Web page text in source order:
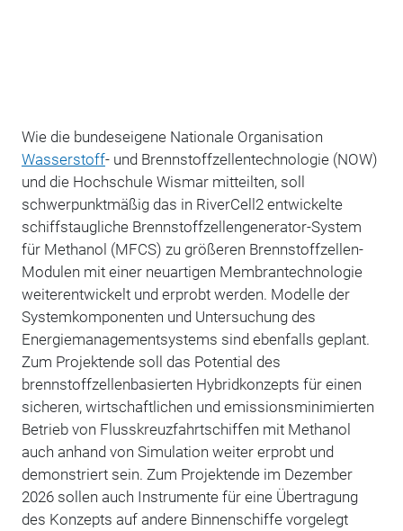
Wie die bundeseigene Nationale Organisation
Wasserstoff- und Brennstoffzellentechnologie (NOW)
und die Hochschule Wismar mitteilten, soll
schwerpunktmäßig das in RiverCell2 entwickelte
schiffstaugliche Brennstoffzellengenerator-System
für Methanol (MFCS) zu größeren Brennstoffzellen-
Modulen mit einer neuartigen Membrantechnologie
weiterentwickelt und erprobt werden. Modelle der
Systemkomponenten und Untersuchung des
Energiemanagementsystems sind ebenfalls geplant.
Zum Projektende soll das Potential des
brennstoffzellenbasierten Hybridkonzepts für einen
sicheren, wirtschaftlichen und emissionsminimierten
Betrieb von Flusskreuzfahrtschiffen mit Methanol
auch anhand von Simulation weiter erprobt und
demonstriert sein. Zum Projektende im Dezember
2026 sollen auch Instrumente für eine Übertragung
des Konzepts auf andere Binnenschiffe vorgelegt